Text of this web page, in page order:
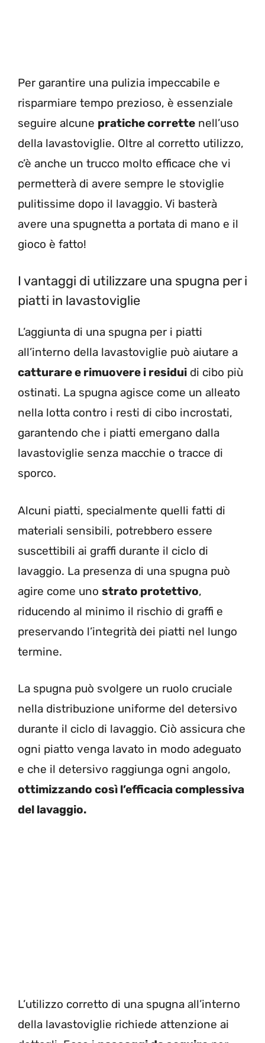
Per garantire una pulizia impeccabile e
risparmiare tempo prezioso, è essenziale
seguire alcune pratiche corrette nell’uso
della lavastoviglie. Oltre al corretto utilizzo,
c’è anche un trucco molto efficace che vi
permetterà di avere sempre le stoviglie
pulitissime dopo il lavaggio. Vi basterà
avere una spugnetta a portata di mano e il
gioco è fatto!
I vantaggi di utilizzare una spugna per i
piatti in lavastoviglie
L’aggiunta di una spugna per i piatti
all’interno della lavastoviglie può aiutare a
catturare e rimuovere i residui di cibo più
ostinati. La spugna agisce come un alleato
nella lotta contro i resti di cibo incrostati,
garantendo che i piatti emergano dalla
lavastoviglie senza macchie o tracce di
sporco.
Alcuni piatti, specialmente quelli fatti di
materiali sensibili, potrebbero essere
suscettibili ai graffi durante il ciclo di
lavaggio. La presenza di una spugna può
agire come uno strato protettivo,
riducendo al minimo il rischio di graffi e
preservando l’integrità dei piatti nel lungo
termine.
La spugna può svolgere un ruolo cruciale
nella distribuzione uniforme del detersivo
durante il ciclo di lavaggio. Ciò assicura che
ogni piatto venga lavato in modo adeguato
e che il detersivo raggiunga ogni angolo,
ottimizzando così l’efficacia complessiva
del lavaggio.
L’utilizzo corretto di una spugna all’interno
della lavastoviglie richiede attenzione ai